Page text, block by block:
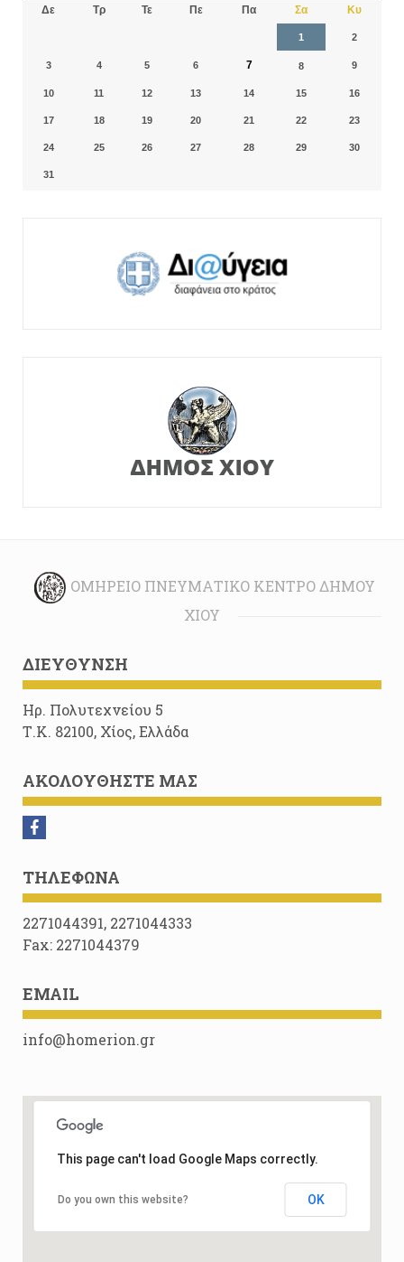
Δε Τρ Τε Πε Πα Σα Κυ
1 2
3 4 5 6 7 8 9
10 11 12 13 14 15 16
17 18 19 20 21 22 23
24 25 26 27 28 29 30
31
ΟΜΉΡΕΙΟ ΠΝΕΥΜΑΤΙΚΌ ΚΈΝΤΡΟ ΔΉΜΟΥ
ΧΊΟΥ
ΔΙΕΎΘΥΝΣΗ
Ηρ. Πολυτεχνείου 5
Τ.Κ. 82100, Χίος, Ελλάδα
ΑΚΟΛΟΥΘΉΣΤΕ ΜΑΣ
ΤΗΛΈΦΩΝΑ
2271044391, 2271044333
Fax: 2271044379
EMAIL
info@homerion.gr
This page can't load Google Maps correctly.
Do you own this website? OK